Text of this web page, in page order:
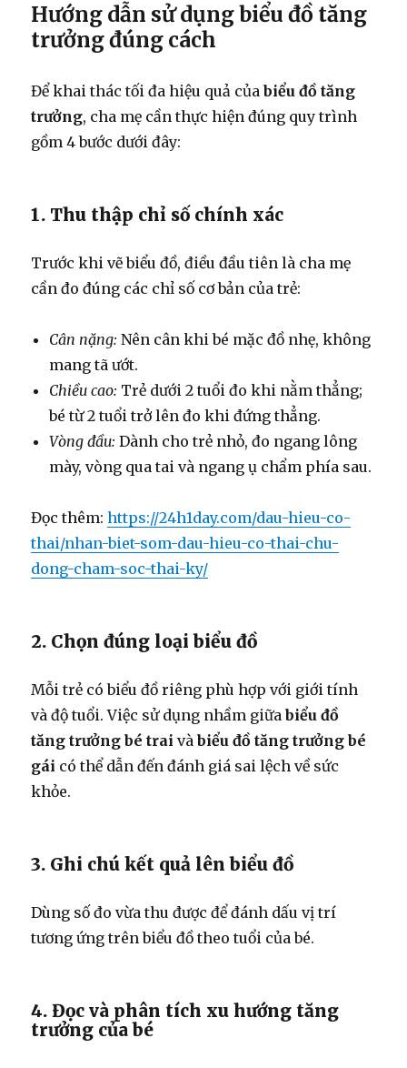
Hướng dẫn sử dụng biểu đồ tăng
trưởng đúng cách
Để khai thác tối đa hiệu quả củabiểu đồ tăng
trưởng, cha mẹ cần thực hiện đúng quy trình
gồm 4 bước dưới đây:
1. Thu thập chỉ số chính xác
Trước khi vẽ biểu đồ, điều đầu tiên là cha mẹ
cần đo đúng các chỉ số cơ bản của trẻ:
Cân nặng: Nên cân khi bé mặc đồ nhẹ, không
mang tã ướt.
Chiều cao: Trẻ dưới 2 tuổi đo khi nằm thẳng;
bé từ 2 tuổi trở lên đo khi đứng thẳng.
Vòng đầu: Dành cho trẻ nhỏ, đo ngang lông
mày, vòng qua tai và ngang ụ chẩm phía sau.
Đọc thêm:https://24h1day.com/dau-hieu-co-
thai/nhan-biet-som-dau-hieu-co-thai-chu-
dong-cham-soc-thai-ky/
2. Chọn đúng loại biểu đồ
Mỗi trẻ có biểu đồ riêng phù hợp với giới tính
và độ tuổi. Việc sử dụng nhầm giữabiểu đồ
tăng trưởng bé trai vàbiểu đồ tăng trưởng bé
gái có thể dẫn đến đánh giá sai lệch về sức
khỏe.
3. Ghi chú kết quả lên biểu đồ
Dùng số đo vừa thu được để đánh dấu vị trí
tương ứng trên biểu đồ theo tuổi của bé.
4. Đọc và phân tích xu hướng tăng
trưởng của bé